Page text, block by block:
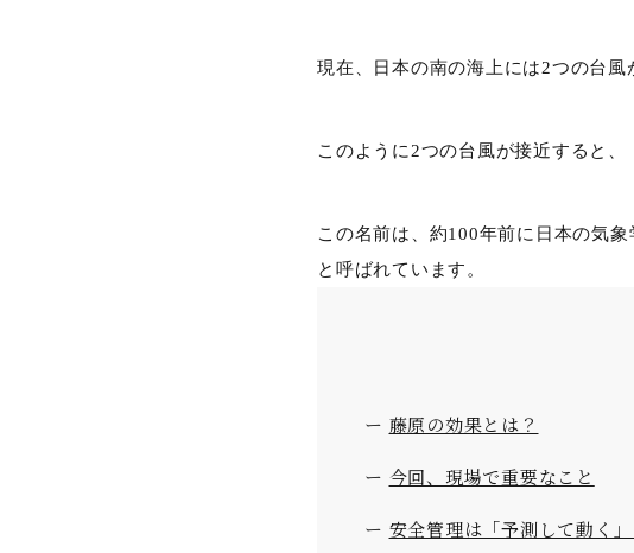
現在、日本の南の海上には2つの台風
このように2つの台風が接近すると
この名前は、約100年前に日本の気象
と呼ばれています。
藤原の効果とは？
今回、現場で重要なこと
安全管理は「予測して動く」